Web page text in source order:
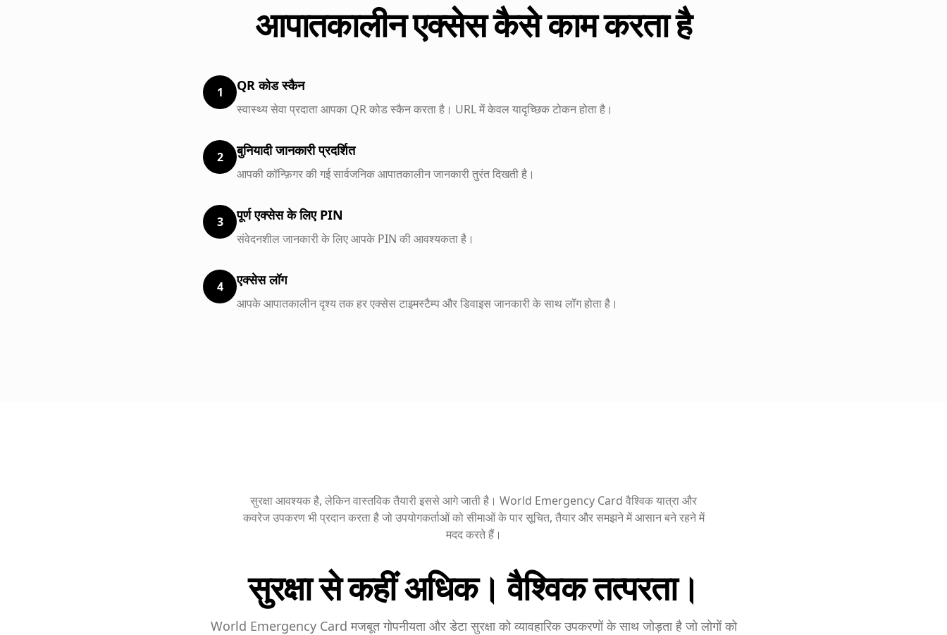
आपातकालीन एक्सेस कैसे काम करता है
1 QR कोड स्कैन
स्वास्थ्य सेवा प्रदाता आपका QR कोड स्कैन करता है। URL में केवल यादृच्छिक टोकन होता है।
2 बुनियादी जानकारी प्रदर्शित
आपकी कॉन्फ़िगर की गई सार्वजनिक आपातकालीन जानकारी तुरंत दिखती है।
3 पूर्ण एक्सेस के लिए PIN
संवेदनशील जानकारी के लिए आपके PIN की आवश्यकता है।
4 एक्सेस लॉग
आपके आपातकालीन दृश्य तक हर एक्सेस टाइमस्टैम्प और डिवाइस जानकारी के साथ लॉग होता है।
सुरक्षा आवश्यक है, लेकिन वास्तविक तैयारी इससे आगे जाती है। World Emergency Card वैश्विक यात्रा और
कवरेज उपकरण भी प्रदान करता है जो उपयोगकर्ताओं को सीमाओं के पार सूचित, तैयार और समझने में आसान बने रहने में
मदद करते हैं।
सुरक्षा से कहीं अधिक। वैश्विक तत्परता।
World Emergency Card मजबूत गोपनीयता और डेटा सुरक्षा को व्यावहारिक उपकरणों के साथ जोड़ता है जो लोगों को